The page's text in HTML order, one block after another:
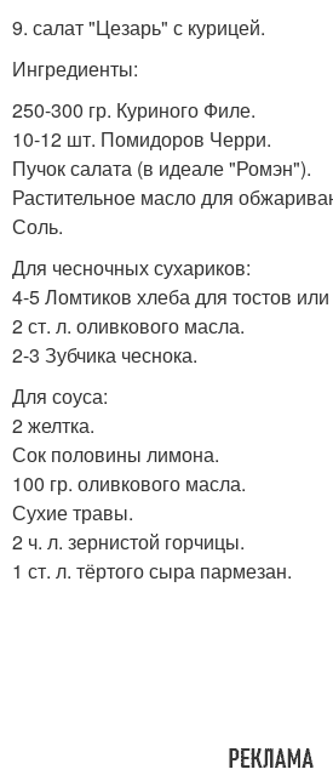
9. салат "Цезарь" с курицей.
Ингредиенты:
250-300 гр. Куриного Филе.
10-12 шт. Помидоров Черри.
Пучок салата (в идеале "Ромэн").
Растительное масло для
Соль.
Для чесночных сухариков:
4-5 Ломтиков хлеба для тостов
2 ст. л. оливкового масла.
2-3 Зубчика чеснока.
Для соуса:
2 желтка.
Сок половины лимона.
100 гр. оливкового масла.
Сухие травы.
2 ч. л. зернистой горчицы.
1 ст. л. тёртого сыра пармезан.